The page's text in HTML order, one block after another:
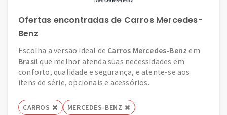
Ofertas encontradas de Carros Mercedes-
Benz
Escolha a versão ideal de Carros Mercedes-Benz em
Brasilque melhor atenda suas necessidades em
conforto, qualidade e segurança, e atente-se aos
itens de série, opcionais e acessórios.
CARROS MERCEDES-BENZ